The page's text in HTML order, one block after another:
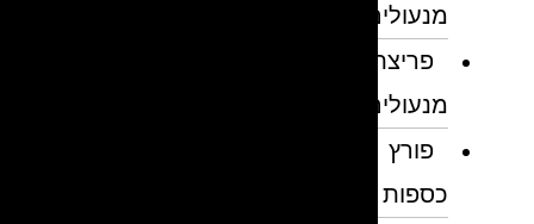
מנעולים
פריצת
מנעולים
פורץ
כספות